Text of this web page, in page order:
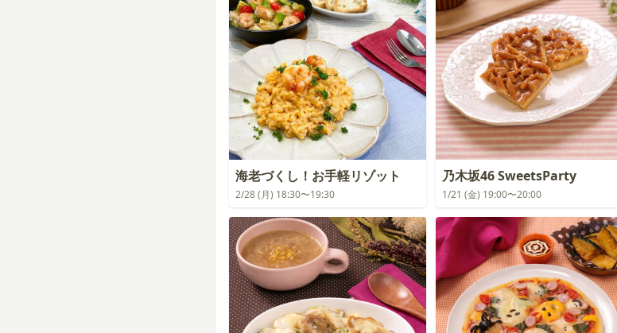
海老づくし！お手軽リゾット
2/28 (月) 18:30〜19:30
乃木坂46 SweetsParty
1/21 (金) 19:00〜20:00